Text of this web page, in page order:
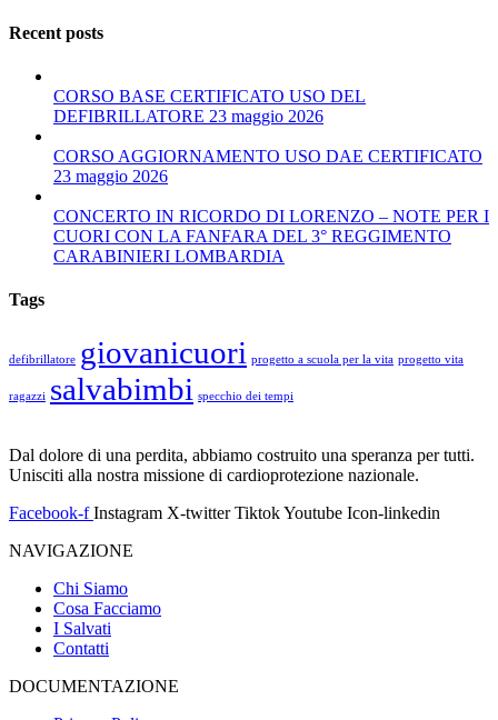
Recent posts
CORSO BASE CERTIFICATO USO DEL
DEFIBRILLATORE 23 maggio 2026
CORSO AGGIORNAMENTO USO DAE CERTIFICATO
23 maggio 2026
CONCERTO IN RICORDO DI LORENZO – NOTE PER I
CUORI CON LA FANFARA DEL 3° REGGIMENTO
CARABINIERI LOMBARDIA
Tags
defibrillatore giovanicuori progetto a scuola per la vita progetto vita
ragazzi salvabimbi specchio dei tempi
Dal dolore di una perdita, abbiamo costruito una speranza per tutti.
Unisciti alla nostra missione di cardioprotezione nazionale.
Facebook-f Instagram X-twitter TiktokYoutube Icon-linkedin
NAVIGAZIONE
Chi Siamo
Cosa Facciamo
I Salvati
Contatti
DOCUMENTAZIONE